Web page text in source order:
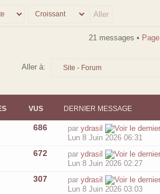
21 messages • Page
Aller à:
VUS DERNIER MESSAGE
686 par ydrasil
Lun 8 Juin 2026 06:31
672 par ydrasil
Lun 8 Juin 2026 02:27
307 par ydrasil
Lun 8 Juin 2026 03:03